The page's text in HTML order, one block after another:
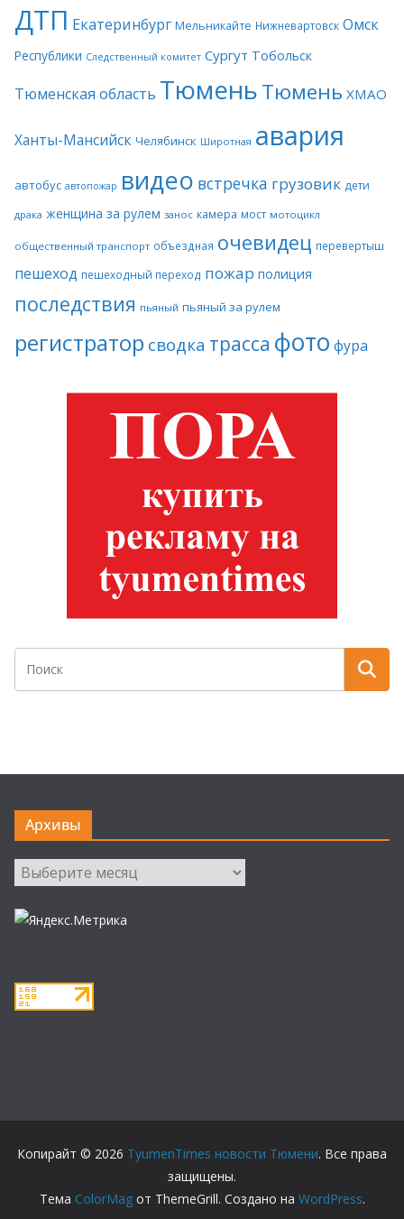
ДТП Екатеринбург Мельникайте Нижневартовск Омск
Республики Следственный комитет Сургут Тобольск
Тюменская область ТюменьТюмень ХМАО
Ханты-Мансийск Челябинск Широтная авария
автобус автопожар видео встречка грузовик дети
драка женщина за рулем занос камера мост мотоцикл
общественный транспорт объездная очевидец перевертыш
пешеход пешеходный переход пожар полиция
последствия пьяный пьяный за рулем
регистратор сводка трасса фото фура
Архивы
Архивы
Копирайт © 2026 TyumenTimes новости Тюмени. Все права
защищены.
Тема ColorMagот ThemeGrill. Создано на WordPress.